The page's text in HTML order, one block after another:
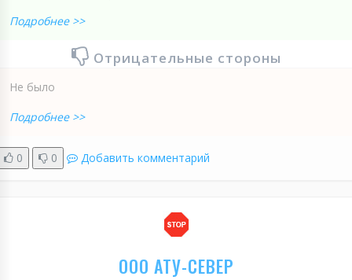
Подробнее >>
Отрицательные стороны
Не было
Подробнее >>
0 0 Добавить комментарий
ООО АТУ-СЕВЕР